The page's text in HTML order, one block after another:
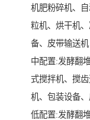
机肥粉碎机、
粒机、烘干机
备、皮带输送
中配置:发酵翻
式搅拌机、搅
机、包装设备
低配置:发酵翻